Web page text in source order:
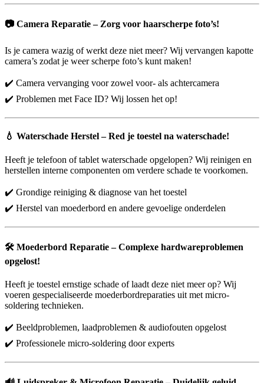
📷 Camera Reparatie – Zorg voor haarscherpe foto’s!
Is je camera wazig of werkt deze niet meer? Wij vervangen kapotte
camera’s zodat je weer scherpe foto’s kunt maken!
✔️ Camera vervanging voor zowel voor- als achtercamera
✔️ Problemen met Face ID? Wij lossen het op!
💧 Waterschade Herstel – Red je toestel na waterschade!
Heeft je telefoon of tablet waterschade opgelopen? Wij reinigen en
herstellen interne componenten om verdere schade te voorkomen.
✔️ Grondige reiniging & diagnose van het toestel
✔️ Herstel van moederbord en andere gevoelige onderdelen
🛠️ Moederbord Reparatie – Complexe hardwareproblemen
opgelost!
Heeft je toestel ernstige schade of laadt deze niet meer op? Wij
voeren gespecialiseerde moederbordreparaties uit met micro-
soldering technieken.
✔️ Beeldproblemen, laadproblemen & audiofouten opgelost
✔️ Professionele micro-soldering door experts